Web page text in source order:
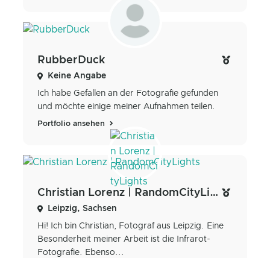
RubberDuck
Keine Angabe
Ich habe Gefallen an der Fotografie gefunden
und möchte einige meiner Aufnahmen teilen.
Portfolio ansehen
Christian Lorenz | RandomCityLights
Leipzig, Sachsen
Hi! Ich bin Christian, Fotograf aus Leipzig. Eine
Besonderheit meiner Arbeit ist die Infrarot-
Fotografie. Ebenso...